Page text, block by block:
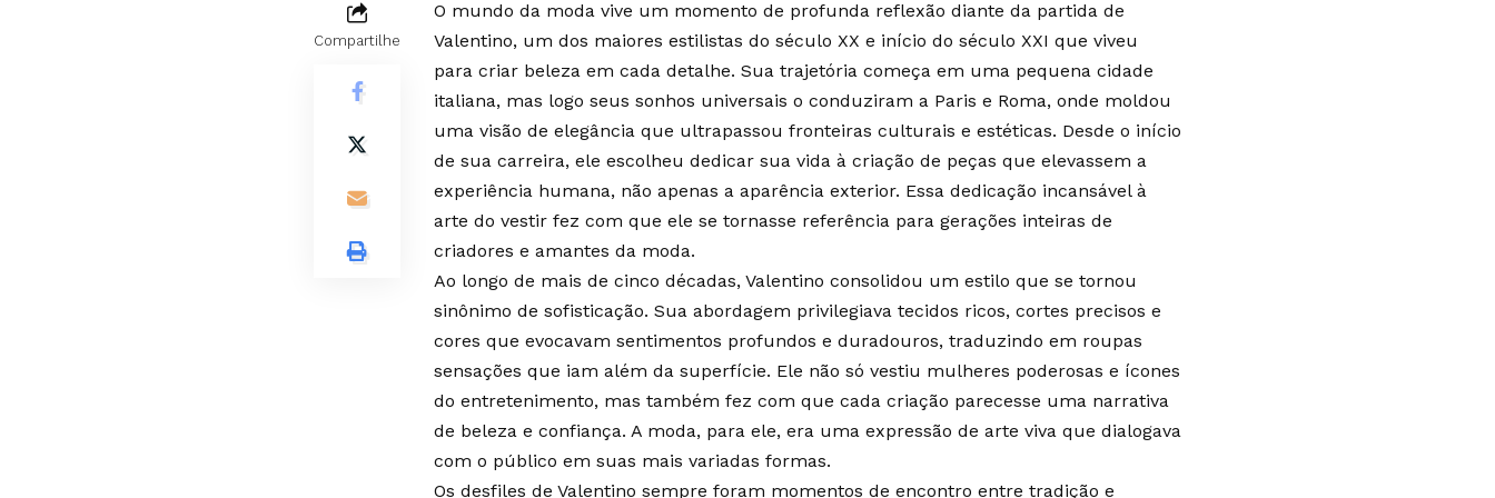
Compartilhe
O mundo da moda vive um momento de profunda reflexão diante da partida de
Valentino, um dos maiores estilistas do século XX e início do século XXI que viveu
para criar beleza em cada detalhe. Sua trajetória começa em uma pequena cidade
italiana, mas logo seus sonhos universais o conduziram a Paris e Roma, onde moldou
uma visão de elegância que ultrapassou fronteiras culturais e estéticas. Desde o início
de sua carreira, ele escolheu dedicar sua vida à criação de peças que elevassem a
experiência humana, não apenas a aparência exterior. Essa dedicação incansável à
arte do vestir fez com que ele se tornasse referência para gerações inteiras de
criadores e amantes da moda.
Ao longo de mais de cinco décadas, Valentino consolidou um estilo que se tornou
sinônimo de sofisticação. Sua abordagem privilegiava tecidos ricos, cortes precisos e
cores que evocavam sentimentos profundos e duradouros, traduzindo em roupas
sensações que iam além da superfície. Ele não só vestiu mulheres poderosas e ícones
do entretenimento, mas também fez com que cada criação parecesse uma narrativa
de beleza e confiança. A moda, para ele, era uma expressão de arte viva que dialogava
com o público em suas mais variadas formas.
Os desfiles de Valentino sempre foram momentos de encontro entre tradição e